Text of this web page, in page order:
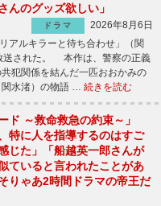
んのグッズ欲しい」
ドラマ
2026年8月6日
アルキラーと待ち合わせ」（関
送された。 本作は、警察の正義
犯関係を結んだ一匹おおかみの
関水渚）の物語 … 続きを読む
ド ～救命救急の約束～」
特に人を指導するのはすご
じた」「船越英一郎さんが
ていると言われたことがあ
りゃあ2時間ドラマの帝王だ